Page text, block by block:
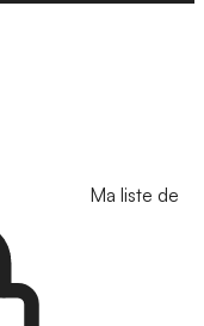
Ma liste de